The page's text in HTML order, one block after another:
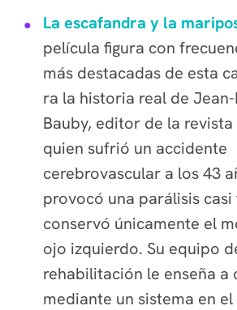
La escafandra y la
película figura con
más destacadas de esta
ra la historia real de
Bauby, editor de la
quien sufrió un accidente
cerebrovascular a los 43
provocó una parálisis
conservó únicamente el
ojo izquierdo. Su equipo
rehabilitación le enseña a
mediante un sistema en el